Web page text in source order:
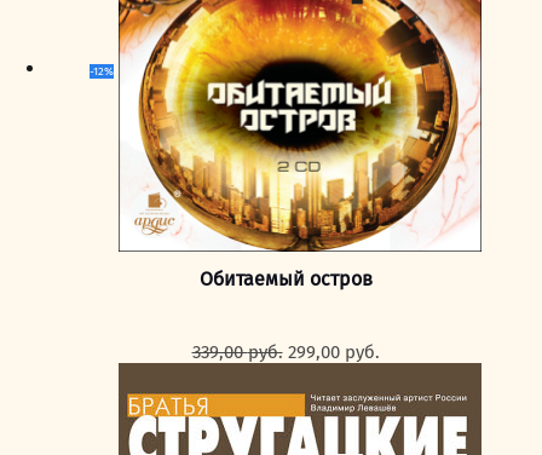
-12%
Обитаемый остров
339,00руб. Первоначальная
составляла
339,00 руб..
299,00 руб.
299,00 руб..